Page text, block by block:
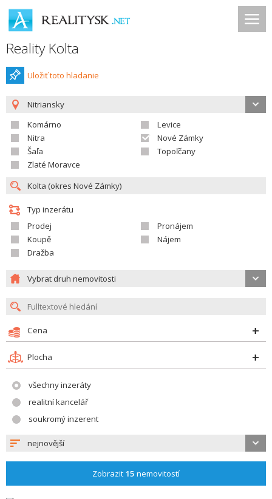
Reality Kolta
Uložiť toto hladanie
Nitriansky
Komárno
Levice
Nitra
Nové Zámky
Šaľa
Topoľčany
Zlaté Moravce
Typ inzerátu
Prodej
Pronájem
Koupě
Nájem
Dražba
Vybrat druh nemovitosti
Cena
Plocha
všechny inzeráty
realitní kancelář
soukromý inzerent
nejnovější
Zobrazit 15 nemovitostí